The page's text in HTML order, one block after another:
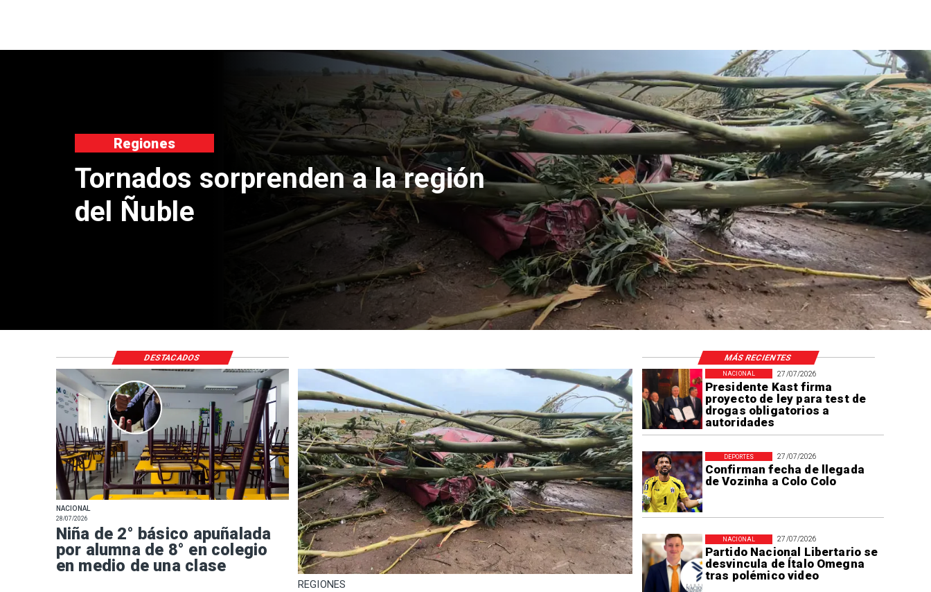
Niña de 2° básico apuñalada por
alumna de 8° en colegio en
medio de una clase
nacional
27/07/2026
Presidente Kast firma
proyecto de ley para test de
drogas obligatorios a
autoridades
NACIONAL
27/07/2026
Confirman fecha de llegada
de Vozinha a Colo Colo
DEPORTES
27/07/2026
Partido Nacional Libertario se
desvincula de Ítalo Omegna
tras polémico video
NACIONAL
NACIONAL
28/07/2026
Niña de 2° básico apuñalada
por alumna de 8° en colegio
en medio de una clase
REGIONES
DESTACADOS MÁS RECIENTES